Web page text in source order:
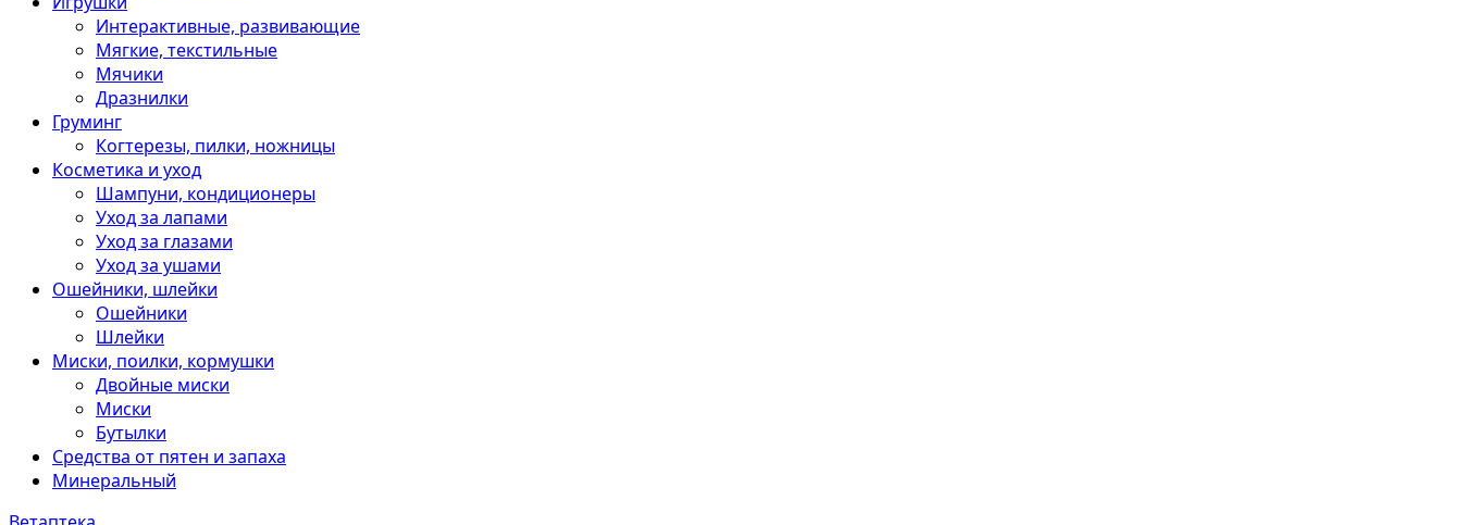
Интерактивные, развивающие
Мягкие, текстильные
Мячики
Дразнилки
Груминг
Когтерезы, пилки, ножницы
Косметика и уход
Шампуни, кондиционеры
Уход за лапами
Уход за глазами
Уход за ушами
Ошейники, шлейки
Ошейники
Шлейки
Миски, поилки, кормушки
Двойные миски
Миски
Бутылки
Средства от пятен и запаха
Минеральный